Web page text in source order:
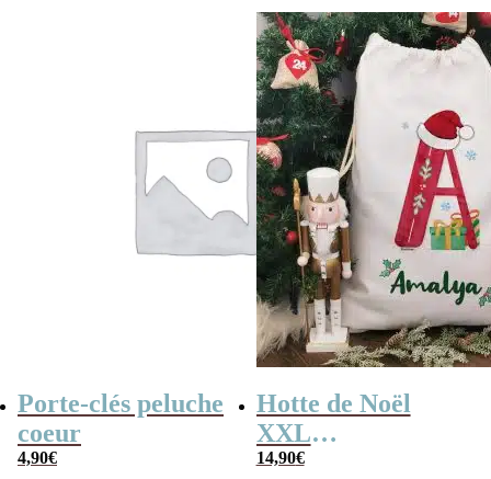
5,90€.3,90€.
Porte-clés peluche
coeur
4,90€
Hotte de Noël
XXL
personnalisée –
14,90€